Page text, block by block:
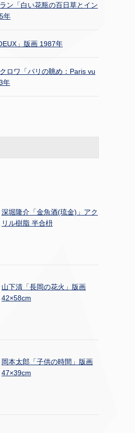
ン「白い花瓶の百日草とイン
年
」版画 1987年
ロワ「パリの眺め：Paris vu
年
深堀隆介「金魚酒(琉金)」アク
リル樹脂 半合枡
山下清「長岡の花火」版画
42×58cm
岡本太郎「子供の時間」版画
47×39cm